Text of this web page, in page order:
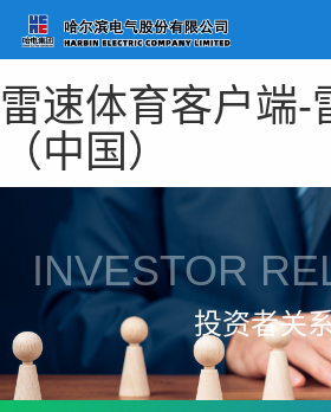
雷速体育客户端-
（中国）
INVESTOR
投资者关